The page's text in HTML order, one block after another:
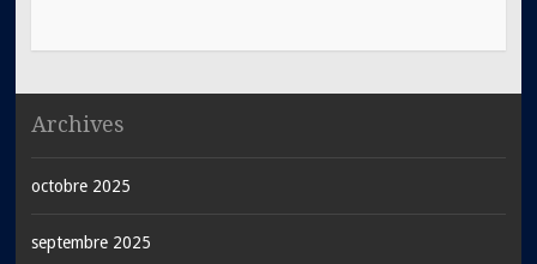
Archives
octobre 2025
septembre 2025